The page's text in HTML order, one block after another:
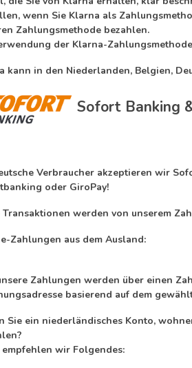
wenn Sie Klarna als
Zahlungsmethode bezahlen.
der Klarna-
kann in den Niederlanden, Belgien,
Sofort Banking
Verbraucher akzeptieren wir
oder GiroPay!
Transaktionen werden von unserem
Zahlungen aus dem Ausland:
Zahlungen werden über einen
basierend auf dem
Sie ein niederländisches Konto,
empfehlen wir Folgendes: